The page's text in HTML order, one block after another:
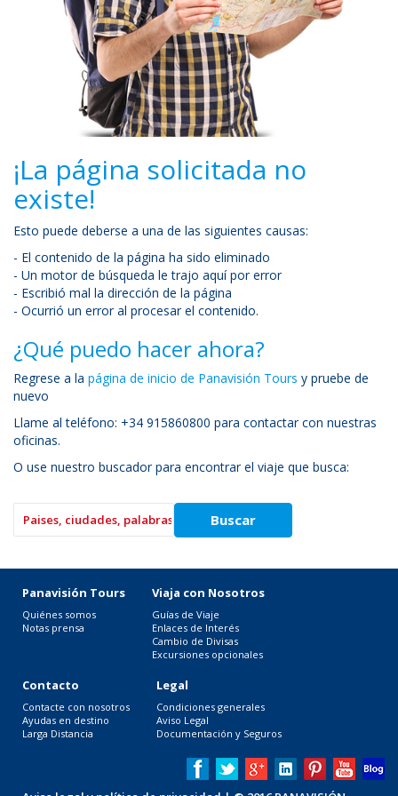
¡La página solicitada no
existe!
Esto puede deberse a una de las siguientes causas:
- El contenido de la página ha sido eliminado
- Un motor de búsqueda le trajo aquí por error
- Escribió mal la dirección de la página
- Ocurrió un error al procesar el contenido.
¿Qué puedo hacer ahora?
Regrese a la página de inicio de Panavisión Tours y pruebe de
nuevo
Llame al teléfono: +34 915860800 para contactar con nuestras
oficinas.
O use nuestro buscador para encontrar el viaje que busca:
Panavisión Tours
Quiénes somos
Notas prensa
Viaja con Nosotros
Guías de Viaje
Enlaces de Interés
Cambio de Divisas
Excursiones opcionales
Contacto
Contacte con nosotros
Ayudas en destino
Larga Distancia
Legal
Condiciones generales
Aviso Legal
Documentación y Seguros